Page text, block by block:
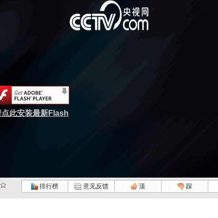
点此安装最新Flash
排行榜 意见反馈 顶 踩